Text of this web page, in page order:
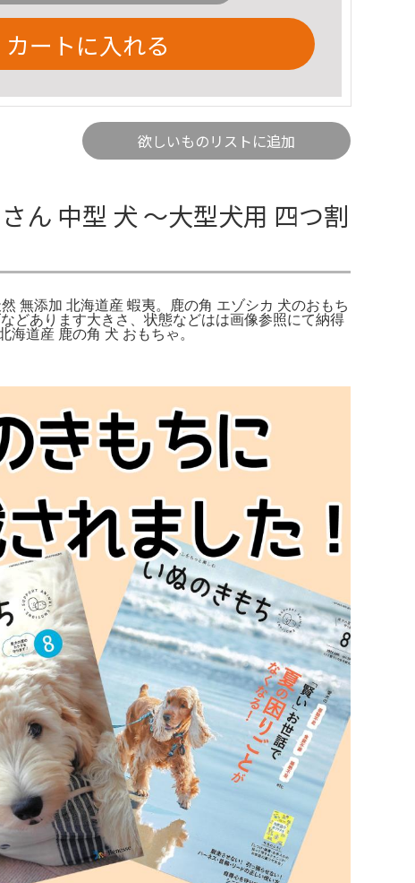
カートに入れる
欲しいものリストに追加
ん 中型 犬 〜大型犬用 四つ割
無添加 北海道産 蝦夷。鹿の角 エゾシカ 犬のおもち
どあります大きさ、状態などはは画像参照にて納得
道産 鹿の角 犬 おもちゃ。